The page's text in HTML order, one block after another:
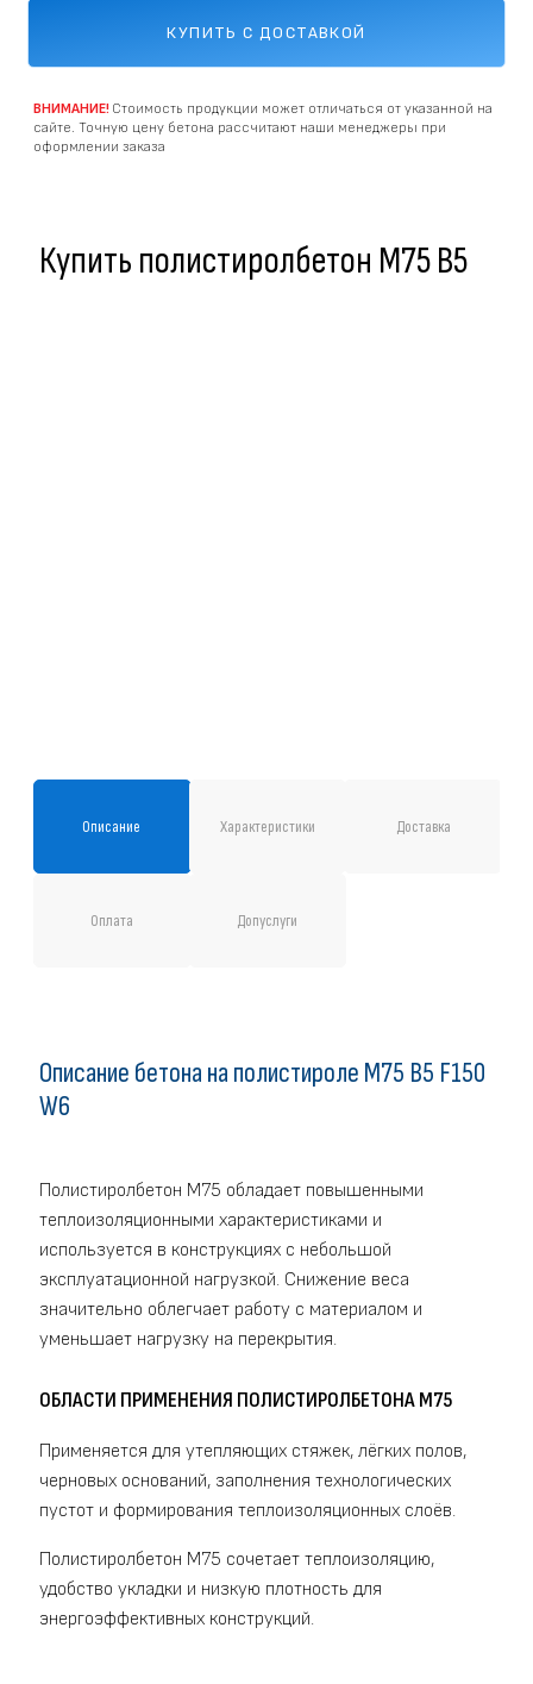
КУПИТЬ С ДОСТАВКОЙ
ВНИМАНИЕ! Стоимость продукции может отличаться от указанной на
сайте. Точную цену бетона рассчитают наши менеджеры при
оформлении заказа
Купить полистиролбетон M75 В5
Описание Характеристики Доставка
Оплата Допуслуги
Описание бетона на полистироле M75 В5 F150
W6
Полистиролбетон М75 обладает повышенными
теплоизоляционными характеристиками и
используется в конструкциях с небольшой
эксплуатационной нагрузкой. Снижение веса
значительно облегчает работу с материалом и
уменьшает нагрузку на перекрытия.
ОБЛАСТИ ПРИМЕНЕНИЯ ПОЛИСТИРОЛБЕТОНА М75
Применяется для утепляющих стяжек, лёгких полов,
черновых оснований, заполнения технологических
пустот и формирования теплоизоляционных слоёв.
Полистиролбетон М75 сочетает теплоизоляцию,
удобство укладки и низкую плотность для
энергоэффективных конструкций.